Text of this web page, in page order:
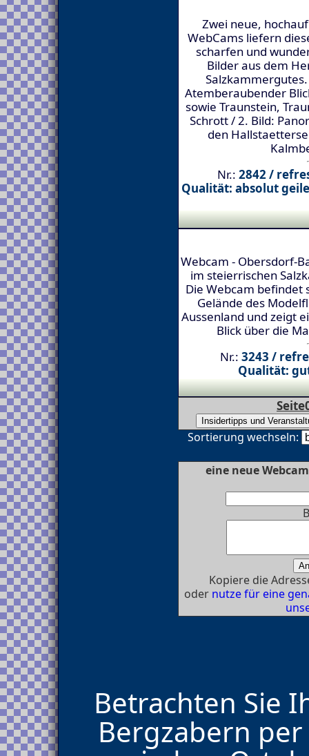
Zwei neue,
WebCams liefern
scharfen und
Bilder aus dem
Atemberaubender
sowie Traunstein,
Schrott / 2. Bild:
den
Nr.: 2842 /
Qualität: absolut
Webcam - Obersdorf-
im steierrischen
Die Webcam befindet
Gelände des
Aussenland und zeigt
Blick über die
Nr.: 3243 /
Qualität:
Sortierung wechseln:
eine neue
Kopiere die
oder nutze für eine
Betrachten Sie
Bergzabern